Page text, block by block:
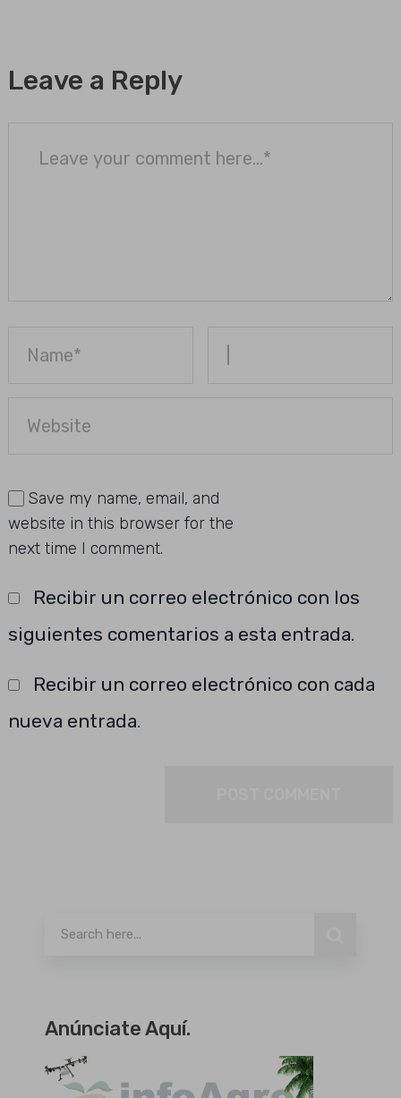
Leave a Reply
Save my name, email, and
website in this browser for the
next time I comment.
Recibir un correo electrónico con los
siguientes comentarios a esta entrada.
Recibir un correo electrónico con cada
nueva entrada.
Anúnciate Aquí.